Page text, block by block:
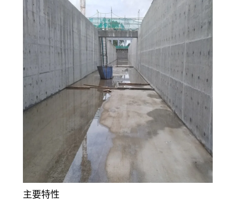
主要特性